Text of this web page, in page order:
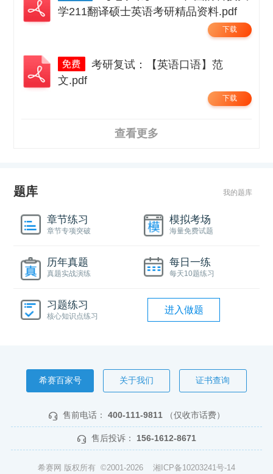
学211翻译硕士英语考研精品资料.pdf
下载
考研复试：【英语口语】范
文.pdf
下载
查看更多
题库 我的题库
章节练习
章节专项突破
模拟考场
海量免费试题
历年真题
真题实战演练
每日一练
每天10题练习
习题练习
核心知识点练习
进入做题
希赛百家号 关于我们 证书查询
售前电话： 400-111-9811 （仅收市话费）
售后投诉： 156-1612-8671
希赛网 版权所有 ©2001-2026 湘ICP备10203241号-14